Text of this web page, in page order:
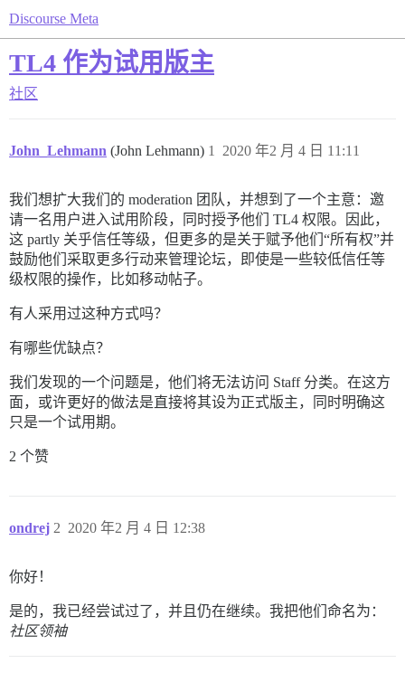
Discourse Meta
TL4 作为试用版主
社区
John_Lehmann (John Lehmann) 2020 年2 月 4 日 11:11
1
我们想扩大我们的 moderation 团队，并想到了一个主意：邀
请一名用户进入试用阶段，同时授予他们 TL4 权限。因此，
这 partly 关乎信任等级，但更多的是关于赋予他们“所有权”并
鼓励他们采取更多行动来管理论坛，即使是一些较低信任等
级权限的操作，比如移动帖子。
有人采用过这种方式吗？
有哪些优缺点？
我们发现的一个问题是，他们将无法访问 Staff 分类。在这方
面，或许更好的做法是直接将其设为正式版主，同时明确这
只是一个试用期。
2 个赞
ondrej 2020 年2 月 4 日 12:38
2
你好！
是的，我已经尝试过了，并且仍在继续。我把他们命名为：
社区领袖